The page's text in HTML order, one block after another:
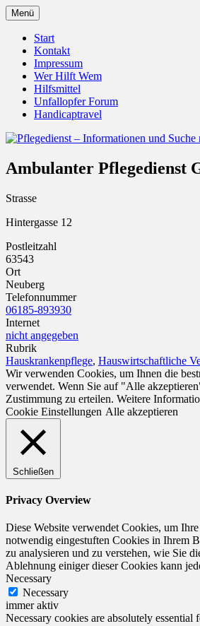
Zum
Inhalt
springen
Pflegedienst –
Menü
Start
Kontakt
Impressum
Wer Hilft Wem
Hilfsmittel
Unfallopfer Forum
Handicaptravel
Ambulanter Pflegedienst
Strasse
Hintergasse 12
Postleitzahl
63543
Ort
Neuberg
Telefonnummer
06185-893930
Internet
nicht angegeben
Rubrik
Hauskrankenpflege, Hauswirtschaftliche
Wir verwenden Cookies, um Ihnen die
verwendet. Wenn Sie auf "Alle
Zustimmung zu erteilen. Weitere
Cookie Einstellungen Alle akzeptieren
Schließen
Privacy Overview
Diese Website verwendet Cookies, um
notwendig eingestuften Cookies in Ihrem
zu analysieren und zu verstehen, wie Sie
Ablehnung einiger dieser Cookies kann
Necessary
Necessary
immer aktiv
Necessary cookies are absolutely